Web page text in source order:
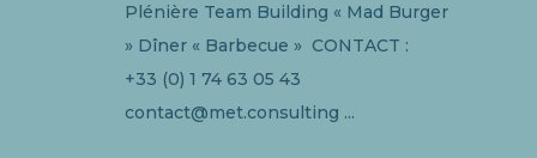
Plénière Team Building « Mad Burger
» Dîner « Barbecue » CONTACT :
+33 (0) 1 74 63 05 43
contact@met.consulting ...